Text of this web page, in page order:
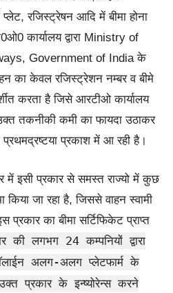
रजिस्ट्रेषन आदि में बीमा होना
कार्यालय द्वारा Ministry of
Government of India के
का केवल रजिस्ट्रेशन नम्बर व बीमे
करता है जिसे आरटीओ कार्यालय
उक्त तकनीकी कमी का फायदा उठाकर
प्रकाश में आ रही है।
में इसी प्रकार से समस्त राज्यो में कुछ
किया जा रहा है, जिससे वाहन स्वामी
प्रकार का बीमा सर्टिफिकेट प्राप्त
की लगभग 24 कम्पनियों द्वारा
अलग-अलग प्लेटफार्म के
प्रकार के इन्ष्योरेन्स करने